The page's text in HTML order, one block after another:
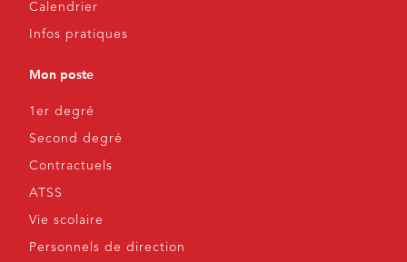
Calendrier
Infos pratiques
Mon poste
1er degré
Second degré
Contractuels
ATSS
Vie scolaire
Personnels de direction